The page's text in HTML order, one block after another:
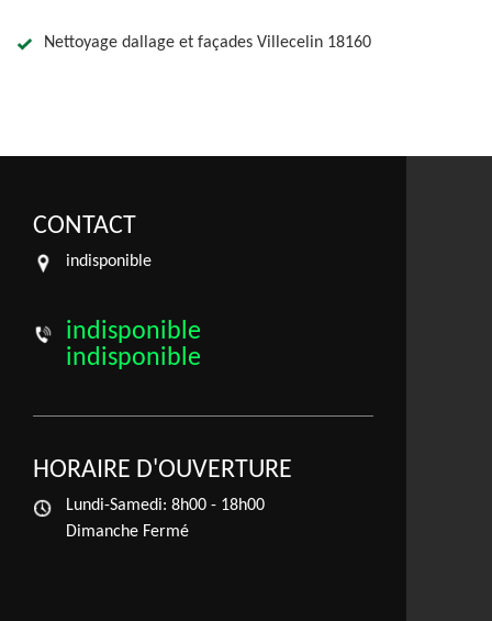
Nettoyage dallage et façades Villecelin 18160
CONTACT
indisponible
indisponible
indisponible
HORAIRE D'OUVERTURE
Lundi-Samedi: 8h00 - 18h00
Dimanche Fermé